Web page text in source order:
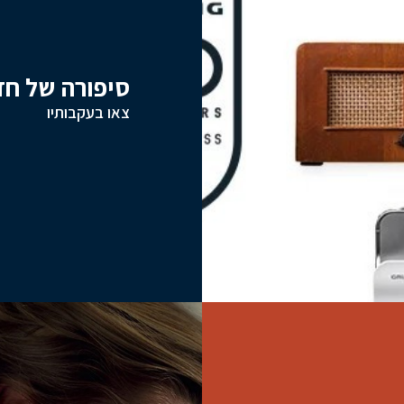
סיפורה של
צאו בעקבותיו